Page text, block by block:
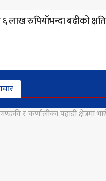
लाख रुपियाँभन्दा बढीको क्षति